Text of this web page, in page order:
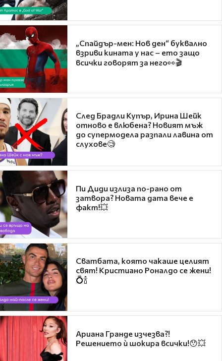
„Спайдър-мен: Нов ден“ буквално
взриви кината у нас – ето защо
всички говорят за него👀🎬
След Брадли Купър, Ирина Шейк
отново е влюбена? Новият мъж
до супермодела разпали лавина от
слухове🧐
Пи Диди излиза по-рано от
затвора? Новата дата вече е
факт!💥
Сватбата, която чакаше целият
свят! Кристиано Роналдо се жени!
💍🍾
Ариана Гранде изчезва?!
Решението ѝ шокира всички!😯💥